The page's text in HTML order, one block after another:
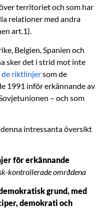
territoriet och som har
relationer med andra
art.1).
Belgien, Spanien och
sker det i strid mot inte
de riktlinjersom de
1991 inför erkännande av
– och som
denna intressanta översikt
för erkännande
kontrollerade områdena
grund, med
demokrati och